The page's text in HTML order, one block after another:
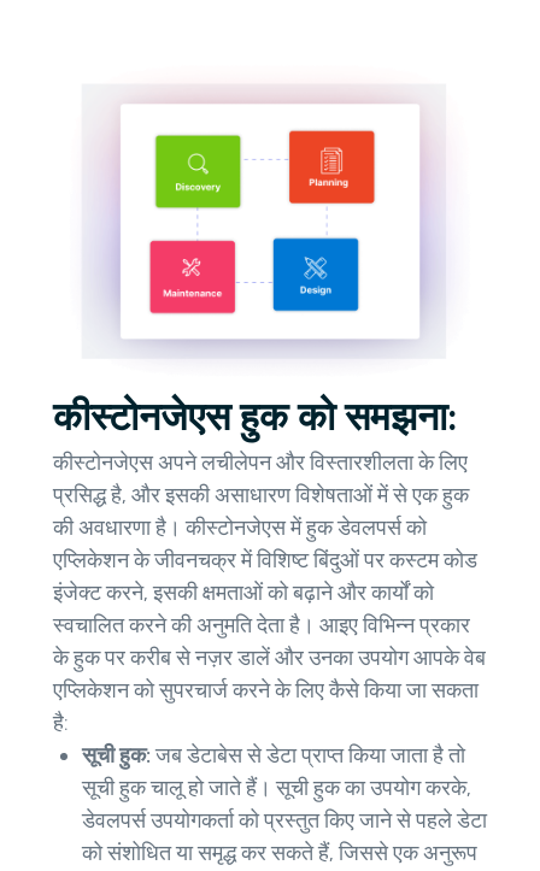
कीस्टोनजेएस हुक को समझना:
कीस्टोनजेएस अपने लचीलेपन और विस्तारशीलता के लिए
प्रसिद्ध है, और इसकी असाधारण विशेषताओं में से एक हुक
की अवधारणा है। कीस्टोनजेएस में हुक डेवलपर्स को
एप्लिकेशन के जीवनचक्र में विशिष्ट बिंदुओं पर कस्टम कोड
इंजेक्ट करने, इसकी क्षमताओं को बढ़ाने और कार्यों को
स्वचालित करने की अनुमति देता है। आइए विभिन्न प्रकार
के हुक पर करीब से नज़र डालें और उनका उपयोग आपके वेब
एप्लिकेशन को सुपरचार्ज करने के लिए कैसे किया जा सकता
है:
सूची हुक:जब डेटाबेस से डेटा प्राप्त किया जाता है तो
सूची हुक चालू हो जाते हैं। सूची हुक का उपयोग करके,
डेवलपर्स उपयोगकर्ता को प्रस्तुत किए जाने से पहले डेटा
को संशोधित या समृद्ध कर सकते हैं, जिससे एक अनुरूप